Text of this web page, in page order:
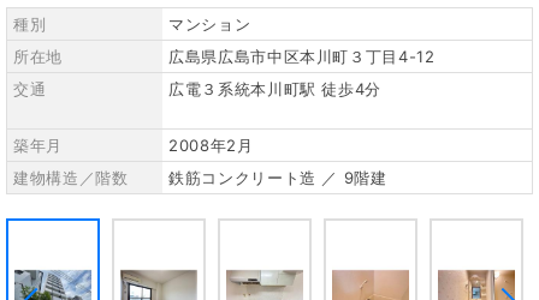
種別
マンション
所在地
広島県広島市中区本川町３丁目4-12
交通
広電３系統本川町駅 徒歩4分
築年月
2008年2月
建物構造／階数
鉄筋コンクリート造 ／ 9階建